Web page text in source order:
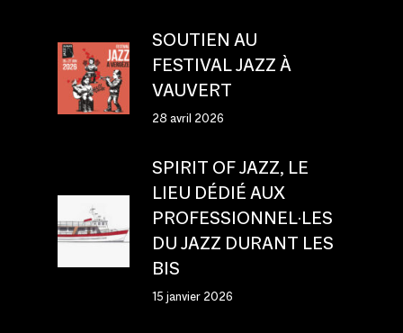
SOUTIEN AU
FESTIVAL JAZZ À
VAUVERT
28 avril 2026
SPIRIT OF JAZZ, LE
LIEU DÉDIÉ AUX
PROFESSIONNEL·LES
DU JAZZ DURANT LES
BIS
15 janvier 2026